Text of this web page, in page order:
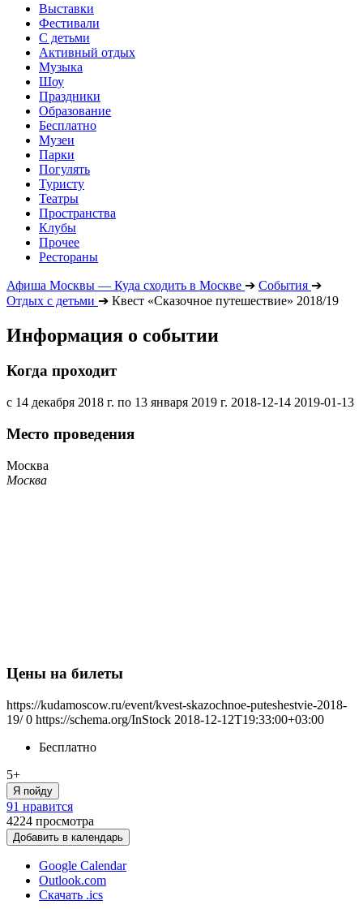
Выставки
Фестивали
С детьми
Активный отдых
Музыка
Шоу
Праздники
Образование
Бесплатно
Музеи
Парки
Погулять
Туристу
Театры
Пространства
Клубы
Прочее
Рестораны
Афиша Москвы — Куда сходить в Москве ➔ События ➔
Отдых с детьми ➔ Квест «Сказочное путешествие» 2018/19
Информация о событии
Когда проходит
с 14 декабря 2018 г. по 13 января 2019 г. 2018-12-14 2019-01-13
Место проведения
Москва
Москва
Цены на билеты
https://kudamoscow.ru/event/kvest-skazochnoe-puteshestvie-2018-
19/ 0 https://schema.org/InStock 2018-12-12T19:33:00+03:00
Бесплатно
5+
Я пойду
91 нравится
4224 просмотра
Добавить в календарь
Google Calendar
Outlook.com
Скачать .ics